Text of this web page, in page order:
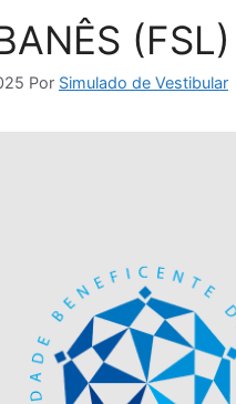
(FSL)
Por Simulado de Vestibular